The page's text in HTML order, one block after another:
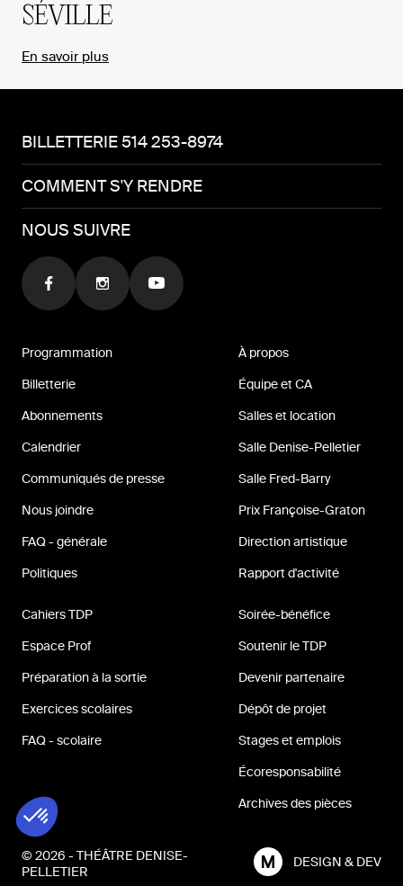
SÉVILLE
En savoir plus
BILLETTERIE 514 253-8974
COMMENT S'Y RENDRE
NOUS SUIVRE
Programmation
Billetterie
Abonnements
Calendrier
Communiqués de presse
Nous joindre
FAQ - générale
Politiques
À propos
Équipe et CA
Salles et location
Salle Denise-Pelletier
Salle Fred-Barry
Prix Françoise-Graton
Direction artistique
Rapport d'activité
Cahiers TDP
Espace Prof
Préparation à la sortie
Exercices scolaires
FAQ - scolaire
Soirée-bénéfice
Soutenir le TDP
Devenir partenaire
Dépôt de projet
Stages et emplois
Écoresponsabilité
Archives des pièces
© 2026 - THÉÂTRE DENISE-
PELLETIER
DESIGN & DEV